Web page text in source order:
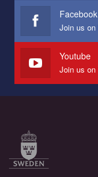
представляющий
Мы просим вас
наш план по борьбе
СОГИ в Украине.
Все, что вам нужно
Facebook
Youtube
Join us on